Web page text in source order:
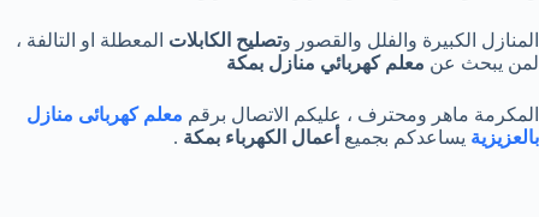
المنازل الكبيرة والفلل والقصور وتصليح الكابلات المعطلة او التالفة ،
لمن يبحث عن معلم كهربائي منازل بمكة
المكرمة ماهر ومحترف ، عليكم الاتصال برقم معلم كهربائى منازل
بالعزيزية يساعدكم بجميع أعمال الكهرباء بمكة .